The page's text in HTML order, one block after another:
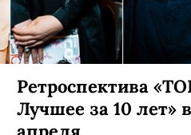
Ретроспектива
Лучшее за 10 лет»